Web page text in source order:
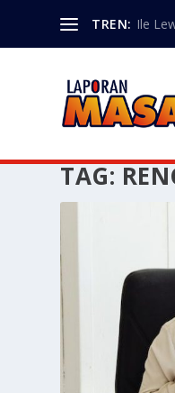
TREN: Ile
TAG: